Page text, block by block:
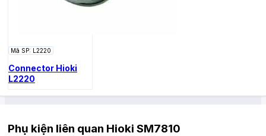
Mã SP: L2220
Connector Hioki
L2220
Phụ kiện liên quan Hioki SM7810